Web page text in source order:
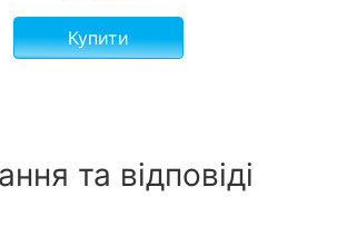
Купити
та відповіді